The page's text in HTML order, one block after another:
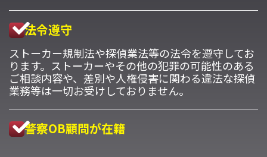
法令遵守
ストーカー規制法や探偵業法等の法令を遵守してお
ります。ストーカーやその他の犯罪の可能性のある
ご相談内容や、差別や人権侵害に関わる違法な探偵
業務等は一切お受けしておりません。
警察OB顧問が在籍